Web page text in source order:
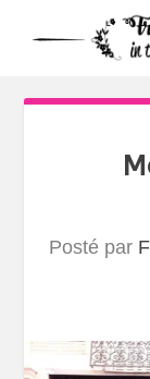
Posté par